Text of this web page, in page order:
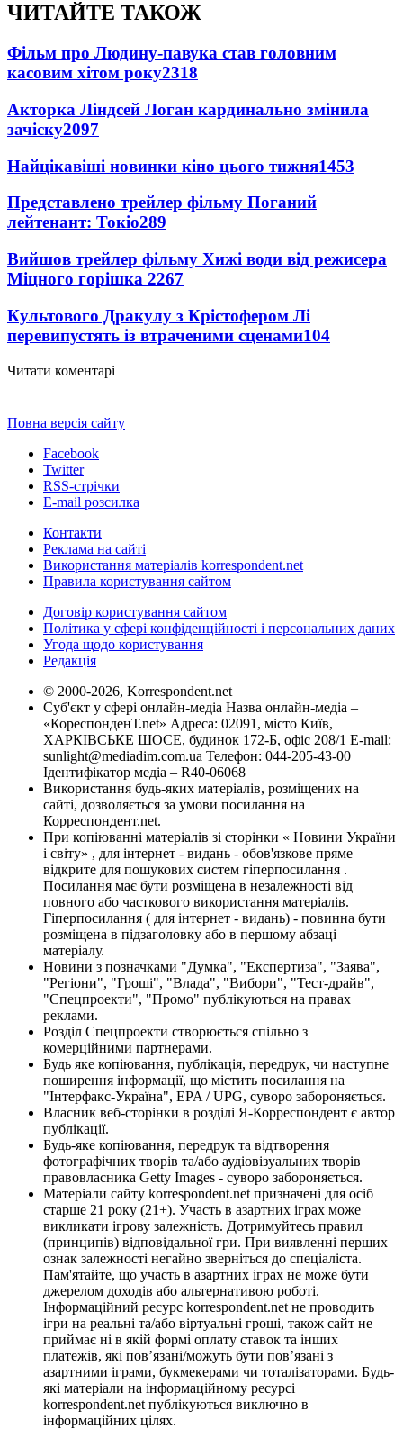
ЧИТАЙТЕ ТАКОЖ
Фільм про Людину-павука став головним
касовим хітом року2318
Акторка Ліндсей Логан кардинально змінила
зачіску2097
Найцікавіші новинки кіно цього тижня1453
Представлено трейлер фільму Поганий
лейтенант: Токіо289
Вийшов трейлер фільму Хижі води від режисера
Міцного горішка 2267
Культового Дракулу з Крістофером Лі
перевипустять із втраченими сценами104
Читати коментарі
Повна версія сайту
Facebook
Twitter
RSS-стрічки
E-mail розсилка
Контакти
Реклама на сайті
Використання матеріалів korrespondent.net
Правила користування сайтом
Договір користування сайтом
Політика у сфері конфіденційності і персональних даних
Угода щодо користування
Редакція
© 2000-2026, Korrespondent.net
Суб'єкт у сфері онлайн-медіа Назва онлайн-медіа –
«КореспонденТ.net» Адреса: 02091, місто Київ,
ХАРКІВСЬКЕ ШОСЕ, будинок 172-Б, офіс 208/1 E-mail:
sunlight@mediadim.com.ua Телефон: 044-205-43-00
Ідентифікатор медіа – R40-06068
Використання будь-яких матеріалів, розміщених на
сайті, дозволяється за умови посилання на
Корреспондент.net.
При копіюванні матеріалів зі сторінки « Новини України
і світу» , для інтернет - видань - обов'язкове пряме
відкрите для пошукових систем гіперпосилання .
Посилання має бути розміщена в незалежності від
повного або часткового використання матеріалів.
Гіперпосилання ( для інтернет - видань) - повинна бути
розміщена в підзаголовку або в першому абзаці
матеріалу.
Новини з позначками "Думка", "Експертиза", "Заява",
"Регіони", "Гроші", "Влада", "Вибори", "Тест-драйв",
"Спецпроекти", "Промо" публікуються на правах
реклами.
Розділ Спецпроекти створюється спільно з
комерційними партнерами.
Будь яке копіювання, публікація, передрук, чи наступне
поширення інформації, що містить посилання на
"Інтерфакс-Україна", EPA / UPG, суворо забороняється.
Власник веб-сторінки в розділі Я-Корреспондент є автор
публікації.
Будь-яке копіювання, передрук та відтворення
фотографічних творів та/або аудіовізуальних творів
правовласника Getty Images - суворо забороняється.
Матеріали сайту korrespondent.net призначені для осіб
старше 21 року (21+). Участь в азартних іграх може
викликати ігрову залежність. Дотримуйтесь правил
(принципів) відповідальної гри. При виявленні перших
ознак залежності негайно зверніться до спеціаліста.
Пам'ятайте, що участь в азартних іграх не може бути
джерелом доходів або альтернативою роботі.
Інформаційний ресурс korrespondent.net не проводить
ігри на реальні та/або віртуальні гроші, також сайт не
приймає ні в якій формі оплату ставок та інших
платежів, які пов’язані/можуть бути пов’язані з
азартними іграми, букмекерами чи тоталізаторами. Будь-
які матеріали на інформаційному ресурсі
korrespondent.net публікуються виключно в
інформаційних цілях.